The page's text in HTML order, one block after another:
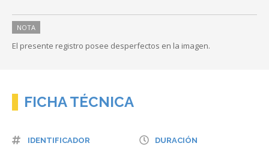
NOTA
El presente registro posee desperfectos en la imagen.
FICHA TÉCNICA
IDENTIFICADOR DURACIÓN